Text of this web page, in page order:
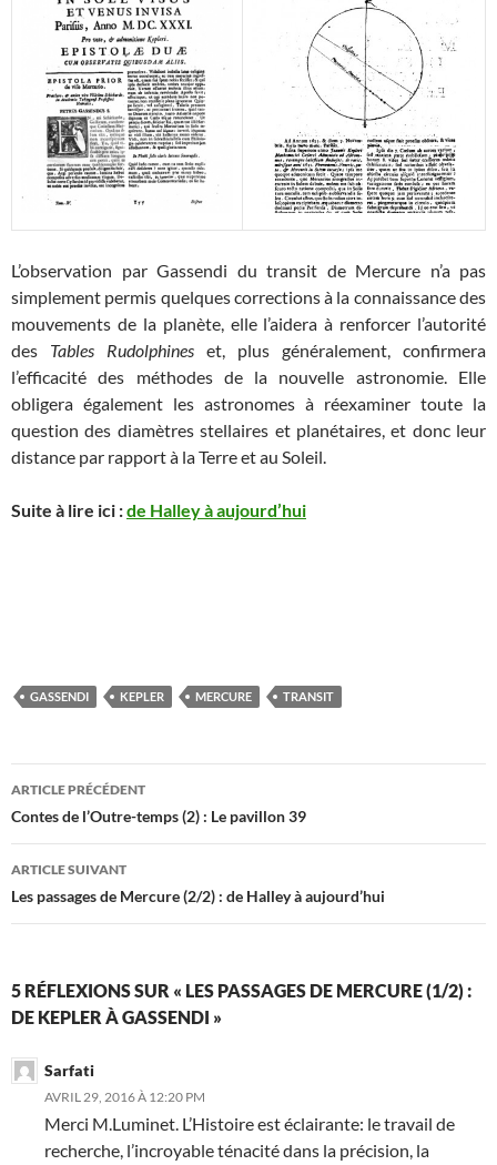
L’observation par Gassendi du transit de Mercure n’a pas
simplement permis quelques corrections à la connaissance des
mouvements de la planète, elle l’aidera à renforcer l’autorité
des Tables Rudolphines et, plus généralement, confirmera
l’efficacité des méthodes de la nouvelle astronomie. Elle
obligera également les astronomes à réexaminer toute la
question des diamètres stellaires et planétaires, et donc leur
distance par rapport à la Terre et au Soleil.
Suite à lire ici :de Halley à aujourd’hui
GASSENDI KEPLER MERCURE TRANSIT
Navigation
des
articles
ARTICLE PRÉCÉDENT
Contes de l’Outre-temps (2) : Le pavillon 39
ARTICLE SUIVANT
Les passages de Mercure (2/2) : de Halley à aujourd’hui
5 RÉFLEXIONS SUR « LES PASSAGES DE MERCURE (1/2) :
DE KEPLER À GASSENDI »
Sarfati
AVRIL 29, 2016 À 12:20 PM
Merci M.Luminet. L’Histoire est éclairante: le travail de
recherche, l’incroyable ténacité dans la précision, la